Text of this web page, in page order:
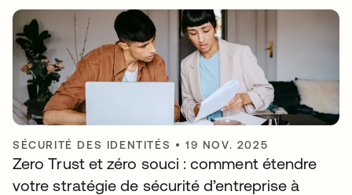
SÉCURITÉ DES IDENTITÉS •19 NOV. 2025
Zero Trust et zéro souci : comment étendre
votre stratégie de sécurité d’entreprise à